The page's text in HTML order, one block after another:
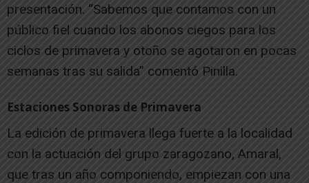
presentación. “Sabemos que contamos con un
público fiel cuando los abonos ciegos para los
ciclos de primavera y otoño se agotaron en pocas
semanas tras su salida” comentó Pinilla.
Estaciones Sonoras de Primavera
La edición de primavera llega fuerte a la localidad
con la actuación del grupo zaragozano, Amaral,
que tras un año componiendo, empiezan con una